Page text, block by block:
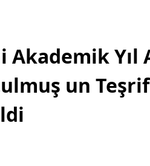
Akademik Yıl
un